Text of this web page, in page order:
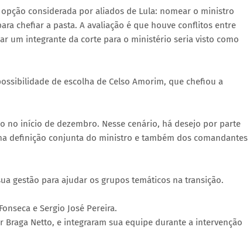
considerada por aliados de Lula: nomear o ministro
chefiar a pasta. A avaliação é que houve conflitos entre
um integrante da corte para o ministério seria visto como
de escolha de Celso Amorim, que chefiou a
no início de dezembro. Nesse cenário, há desejo por parte
definição conjunta do ministro e também dos comandantes
gestão para ajudar os grupos temáticos na transição.
e Sergio José Pereira.
Netto, e integraram sua equipe durante a intervenção